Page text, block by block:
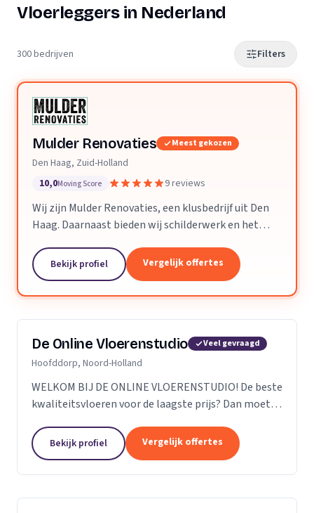
Vloerleggers in Nederland
300 bedrijven Filters
Mulder Renovaties Meest gekozen
Den Haag, Zuid-Holland
10,0Moving Score 9 reviews
Wij zijn Mulder Renovaties, een klusbedrijf uit Den
Haag. Daarnaast bieden wij schilderwerk en het
Bekijk profiel Vergelijk offertes
De Online Vloerenstudio Veel gevraagd
Hoofddorp, Noord-Holland
WELKOM BIJ DE ONLINE VLOERENSTUDIO! De beste
kwaliteitsvloeren voor de laagste prijs? Dan moet u
soorten parketvloeren en laminaat online
bestellen...
Bekijk profiel Vergelijk offertes